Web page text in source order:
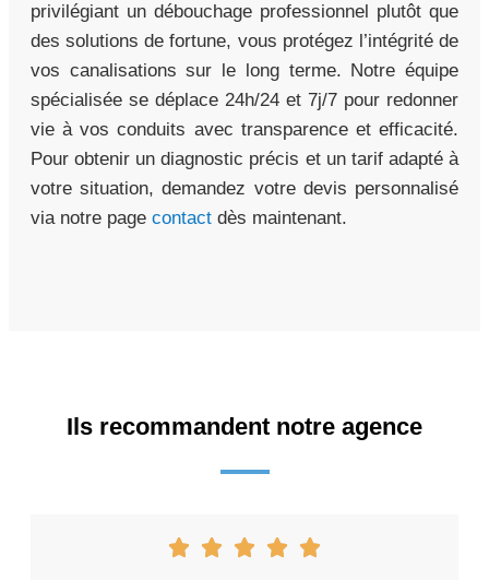
privilégiant un débouchage professionnel plutôt que
des solutions de fortune, vous protégez l’intégrité de
vos canalisations sur le long terme. Notre équipe
spécialisée se déplace 24h/24 et 7j/7 pour redonner
vie à vos conduits avec transparence et efficacité.
Pour obtenir un diagnostic précis et un tarif adapté à
votre situation, demandez votre devis personnalisé
via notre page contact dès maintenant.
Ils recommandent notre agence